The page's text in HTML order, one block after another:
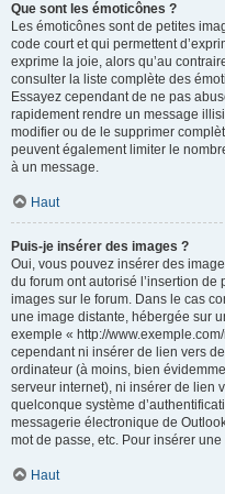
Que sont les émoticônes ?
Les émoticônes sont de petites
code court et qui permettent
exprime la joie, alors qu’au
consulter la liste complète des
Essayez cependant de ne pas
rapidement rendre un message
modifier ou de le supprimer
peuvent également limiter le
à un message.
Haut
Puis-je insérer des images ?
Oui, vous pouvez insérer des
du forum ont autorisé l’insertion
images sur le forum. Dans le cas
une image distante, hébergée sur
exemple « http://
cependant ni insérer de lien vers
ordinateur (à moins, bien
serveur internet), ni insérer de lien
quelconque système
messagerie électronique de
mot de passe, etc. Pour insérer
Haut